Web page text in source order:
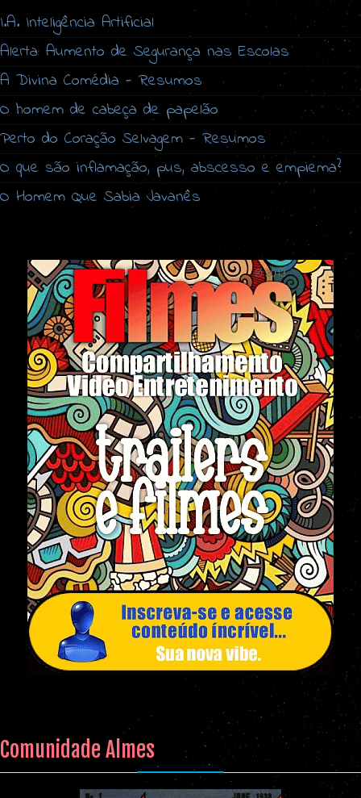
I.A. Inteligência Artificial
Alerta: Aumento de Segurança nas Escolas
A Divina Comédia - Resumos
O homem de cabeça de papelão
Perto do Coração Selvagem - Resumos
O que são inflamação, pus, abscesso e empiema?
O Homem Que Sabia Javanês
Comunidade Almes